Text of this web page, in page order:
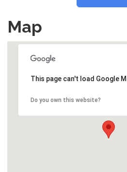
Map
This page can't load Google
Do you own this website?